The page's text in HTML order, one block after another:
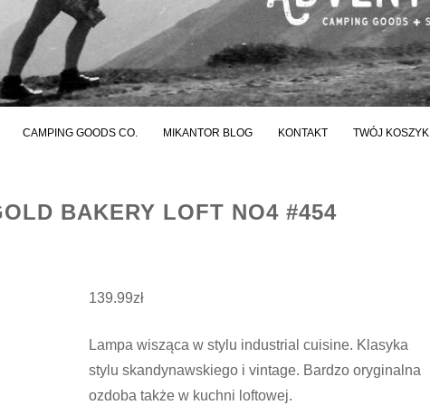
CAMPING GOODS CO. MIKANTOR BLOG KONTAKT TWÓJ KOSZYK
BAKERY LOFT NO4 #454
139.99zł
Lampa wisząca w stylu industrial cuisine. Klasyka
stylu skandynawskiego i vintage. Bardzo oryginalna
ozdoba także w kuchni loftowej.